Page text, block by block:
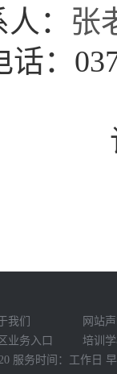
： 张
话：
我们 网站
业务入口
培训
服务时间：工作日